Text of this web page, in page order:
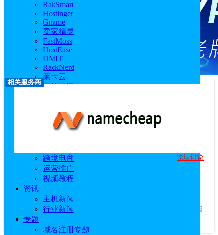
RakSmart
Hostinger
Gname
卖家精灵
FastMoss
HostEase
DMIT
RackNerd
莱卡云
西柚找词
主机教程
跨境电商
运营推广
视频教程
资讯
主机新闻
行业新闻
专题
域名注册专题
相关服务商
Namecheap 论坛讨论
BLOGWEEKMAIL
访问官网
服务商介绍： Namecheap是一家美国的老牌域名注册商，主要
提供域名注册、虚拟主机和SSL等服务，近年来域名注册业务因
管理便捷和性价比高受到很多国内站...